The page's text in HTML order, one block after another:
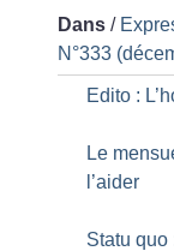
Dans /
N°333
Edito :
Le
l’aider
Statu